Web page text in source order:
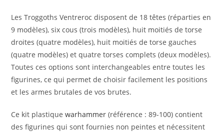
Les Troggoths Ventreroc disposent de 18 têtes (réparties en
9 modèles), six cous (trois modèles), huit moitiés de torse
droites (quatre modèles), huit moitiés de torse gauches
(quatre modèles) et quatre torses complets (deux modèles).
Toutes ces options sont interchangeables entre toutes les
figurines, ce qui permet de choisir facilement les positions
et les armes brutales de vos brutes.
Ce kit plastiquewarhammer (référence : 89-100) contient
des figurines qui sont fournies non peintes et nécessitent